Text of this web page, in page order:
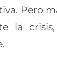
Pero
la